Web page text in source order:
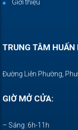
Giới thiệu
TRUNG TÂM HUẤN
Đường Liên Phường,
GIỜ MỞ CỬA:
– Sáng :6h-11h